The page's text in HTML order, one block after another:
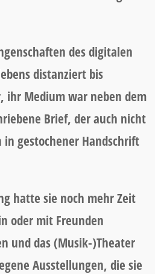
des digitalen
distanziert bis
ihr Medium war neben dem
Brief, der auch nicht
gestochener Handschrift
hatte sie noch mehr Zeit
oder mit Freunden
und das (Musik-)Theater
Ausstellungen, die sie